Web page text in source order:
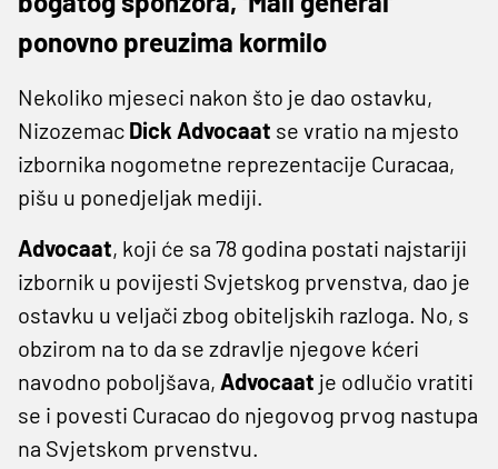
ponovno preuzima kormilo
Nekoliko mjeseci nakon što je dao ostavku,
Nizozemac Dick Advocaat se vratio na mjesto
izbornika nogometne reprezentacije Curacaa,
pišu u ponedjeljak mediji.
Advocaat, koji će sa 78 godina postati najstariji
izbornik u povijesti Svjetskog prvenstva, dao je
ostavku u veljači zbog obiteljskih razloga. No, s
obzirom na to da se zdravlje njegove kćeri
navodno poboljšava, Advocaat je odlučio vratiti
se i povesti Curacao do njegovog prvog nastupa
na Svjetskom prvenstvu.